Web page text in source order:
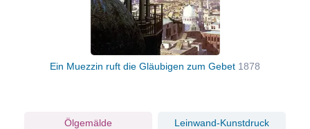
Ein Muezzin ruft die Gläubigen zum Gebet 1878
Ölgemälde
Leinwand-Kunstdruck